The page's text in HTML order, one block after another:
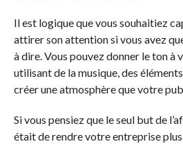
Il est logique que vous souhaitiez
attirer son attention si vous avez
à dire. Vous pouvez donner le ton à
utilisant de la musique, des
créer une atmosphère que votre
Si vous pensiez que le seul but de
était de rendre votre entreprise